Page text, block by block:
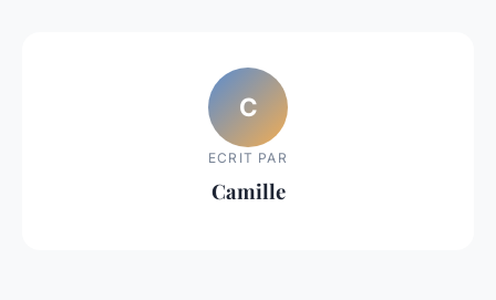
C
ECRIT PAR
Camille